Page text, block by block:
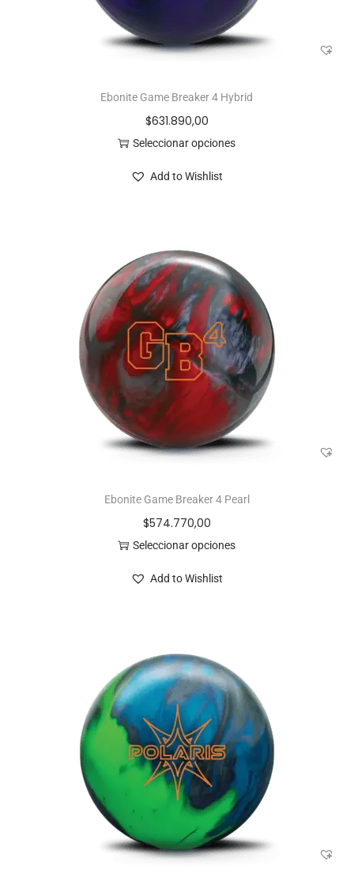
Ebonite Game Breaker 4 Hybrid
$631.890,00
Seleccionar opciones
Add to Wishlist
Ebonite Game Breaker 4 Pearl
$574.770,00
Seleccionar opciones
Add to Wishlist